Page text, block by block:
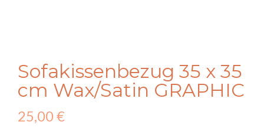
Sofakissenbezug 35 x 35
cm Wax/Satin GRAPHIC
25,00€